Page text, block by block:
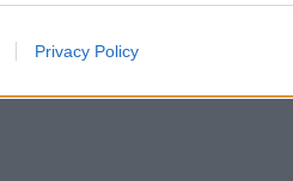
Privacy Policy
ο